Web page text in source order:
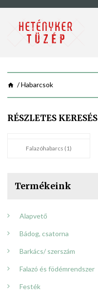
Habarcsok
RÉSZLETES KERESÉS
Falazóhabarcs (1)
Termékeink
Alapvető
Bádog, csatorna
Barkács/ szerszám
Falazó és födémrendszer
Festék